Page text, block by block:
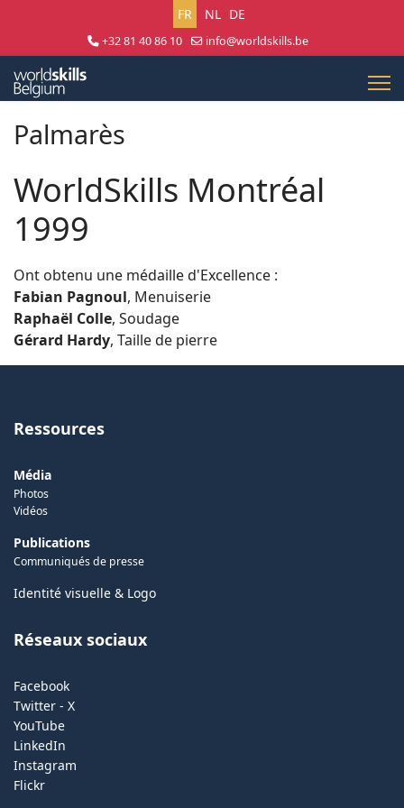
Sélectionnez votre langue
FR NL DE
+32 81 40 86 10
info@worldskills.be
Palmarès
WorldSkills Montréal
1999
Ont obtenu une médaille d'Excellence :
Fabian Pagnoul, Menuiserie
Raphaël Colle, Soudage
Gérard Hardy, Taille de pierre
Ressources
Média
Photos
Vidéos
Publications
Communiqués de presse
Identité visuelle & Logo
Réseaux sociaux
Facebook
Twitter - X
YouTube
LinkedIn
Instagram
Flickr